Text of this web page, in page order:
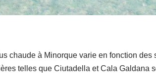
chaude à Minorque varie en fonction
telles que Ciutadella et Cala Galdana